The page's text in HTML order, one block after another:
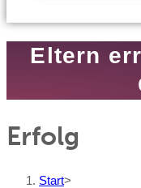
Eltern
Erfolg
Start>